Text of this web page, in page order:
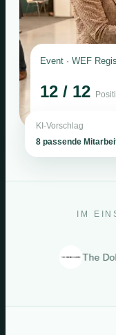
Event · WEF
12 / 12
KI-Vorschlag
8 passende
IM
The Dolder